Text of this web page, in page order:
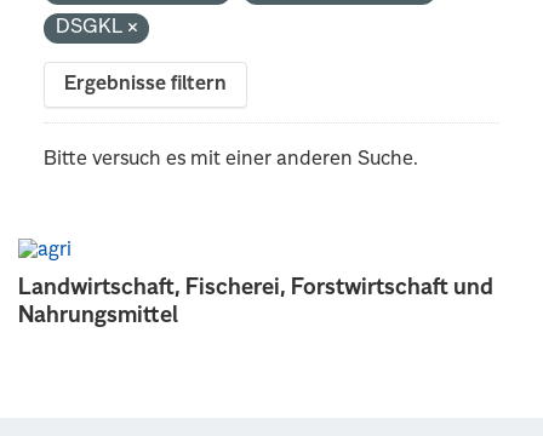
Landwirtschaft, Fischerei, Forstwirtschaft und
Nahrungsmittel
DSGKL
Ergebnisse filtern
Bitte versuch es mit einer anderen Suche.